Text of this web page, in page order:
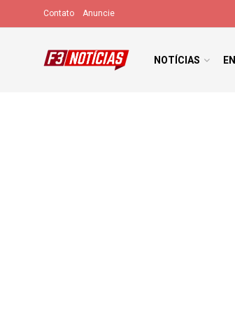
Contato Anuncie
NOTÍCIAS